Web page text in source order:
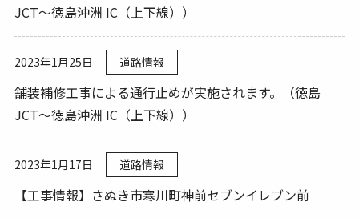
JCT～徳島沖洲 IC（上下線））
2023年1月25日 道路情報
舗装補修工事による通行止めが実施されます。（徳島
JCT～徳島沖洲 IC（上下線））
2023年1月17日 道路情報
【工事情報】さぬき市寒川町神前セブンイレブン前